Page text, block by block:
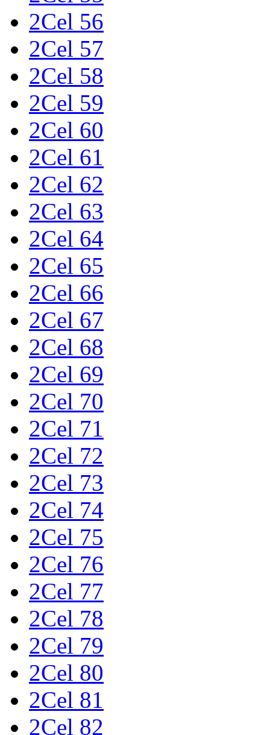
2Cel 56
2Cel 57
2Cel 58
2Cel 59
2Cel 60
2Cel 61
2Cel 62
2Cel 63
2Cel 64
2Cel 65
2Cel 66
2Cel 67
2Cel 68
2Cel 69
2Cel 70
2Cel 71
2Cel 72
2Cel 73
2Cel 74
2Cel 75
2Cel 76
2Cel 77
2Cel 78
2Cel 79
2Cel 80
2Cel 81
2Cel 82